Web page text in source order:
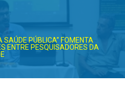
SAÚDE PÚBLICA” FOMENTA
ENTRE PESQUISADORES DA